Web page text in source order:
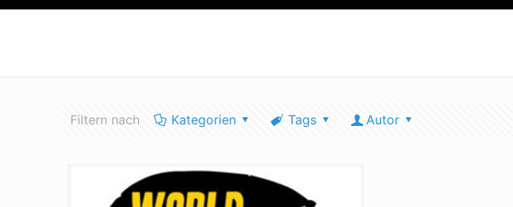
Filtern nach Kategorien Tags Autor